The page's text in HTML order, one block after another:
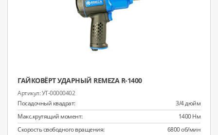
ГАЙКОВЁРТ УДАРНЫЙ REMEZA R-1400
УТ-00000402
Посадочный квадрат:
3/4 дюйм
Макс.крутящий момент:
1400 Нм
Скорость свободного вращения:
6800 об/мин